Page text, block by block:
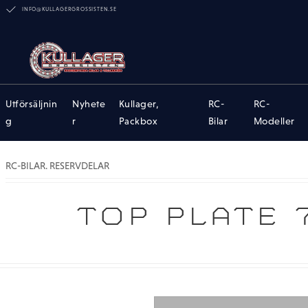
INFO@KULLAGERGROSSISTEN.SE
Utförsäljnin
g
Nyhete
r
Kullager,
Packbox
RC-
Bilar
RC-
Modeller
RC-BILAR. RESERVDELAR
TOP